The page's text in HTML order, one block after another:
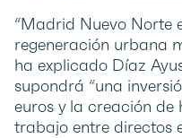
“Madrid Nuevo Norte
regeneración urbana
ha explicado Díaz
supondrá “una
euros y la creación
trabajo entre directos